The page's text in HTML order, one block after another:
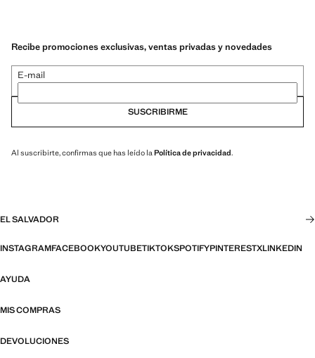
Recibe promociones exclusivas, ventas privadas y novedades
E-mail
SUSCRIBIRME
Al suscribirte, confirmas que has leído laPolítica de privacidad.
EL SALVADOR
INSTAGRAMFACEBOOKYOUTUBETIKTOKSPOTIFYPINTERESTXLINKEDIN
AYUDA
MIS COMPRAS
DEVOLUCIONES